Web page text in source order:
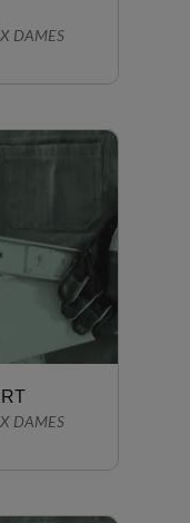
DAMES
DAMES